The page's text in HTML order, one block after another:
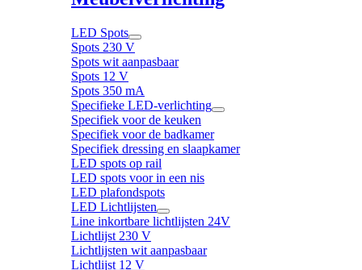
LED Spots
Spots 230 V
Spots wit aanpasbaar
Spots 12 V
Spots 350 mA
Specifieke LED-verlichting
Specifiek voor de keuken
Specifiek voor de badkamer
Specifiek dressing en slaapkamer
LED spots op rail
LED spots voor in een nis
LED plafondspots
LED Lichtlijsten
Line inkortbare lichtlijsten 24V
Lichtlijst 230 V
Lichtlijsten wit aanpasbaar
Lichtlijst 12 V